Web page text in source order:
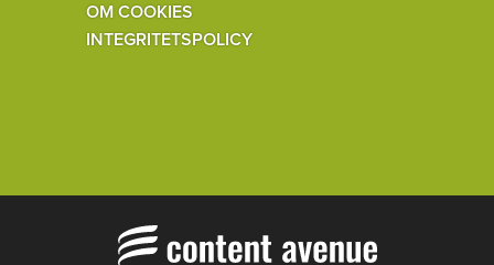
OM COOKIES
INTEGRITETSPOLICY